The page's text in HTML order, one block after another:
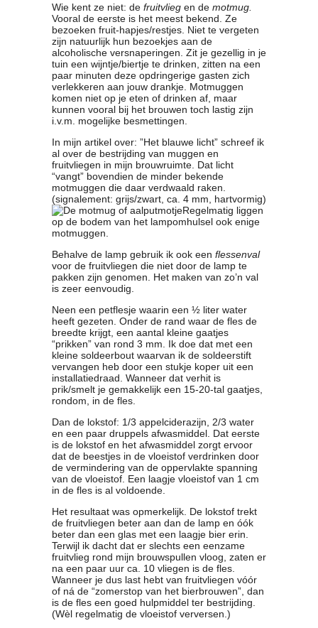
Wie kent ze niet: de fruitvlieg en de motmug.
Vooral de eerste is het meest bekend. Ze
bezoeken fruit-hapjes/restjes. Niet te vergeten
zijn natuurlijk hun bezoekjes aan de
alcoholische versnaperingen. Zit je gezellig in je
tuin een wijntje/biertje te drinken, zitten na een
paar minuten deze opdringerige gasten zich
verlekkeren aan jouw drankje. Motmuggen
komen niet op je eten of drinken af, maar
kunnen vooral bij het brouwen toch lastig zijn
i.v.m. mogelijke besmettingen.
In mijn artikel over: ”Het blauwe licht” schreef ik
al over de bestrijding van muggen en
fruitvliegen in mijn brouwruimte. Dat licht
“vangt” bovendien de minder bekende
motmuggen die daar verdwaald raken.
(signalement: grijs/zwart, ca. 4 mm, hartvormig)
Regelmatig liggen
op de bodem van het lampomhulsel ook enige
motmuggen.
Behalve de lamp gebruik ik ook een flessenval
voor de fruitvliegen die niet door de lamp te
pakken zijn genomen. Het maken van zo’n val
is zeer eenvoudig.
Neen een petflesje waarin een ½ liter water
heeft gezeten. Onder de rand waar de fles de
breedte krijgt, een aantal kleine gaatjes
“prikken” van rond 3 mm. Ik doe dat met een
kleine soldeerbout waarvan ik de soldeerstift
vervangen heb door een stukje koper uit een
installatiedraad. Wanneer dat verhit is
prik/smelt je gemakkelijk een 15-20-tal gaatjes,
rondom, in de fles.
Dan de lokstof: 1/3 appelciderazijn, 2/3 water
en een paar druppels afwasmiddel. Dat eerste
is de lokstof en het afwasmiddel zorgt ervoor
dat de beestjes in de vloeistof verdrinken door
de vermindering van de oppervlakte spanning
van de vloeistof. Een laagje vloeistof van 1 cm
in de fles is al voldoende.
Het resultaat was opmerkelijk. De lokstof trekt
de fruitvliegen beter aan dan de lamp en óók
beter dan een glas met een laagje bier erin.
Terwijl ik dacht dat er slechts een eenzame
fruitvlieg rond mijn brouwspullen vloog, zaten er
na een paar uur ca. 10 vliegen is de fles.
Wanneer je dus last hebt van fruitvliegen vóór
of ná de “zomerstop van het bierbrouwen”, dan
is de fles een goed hulpmiddel ter bestrijding.
(Wèl regelmatig de vloeistof verversen.)